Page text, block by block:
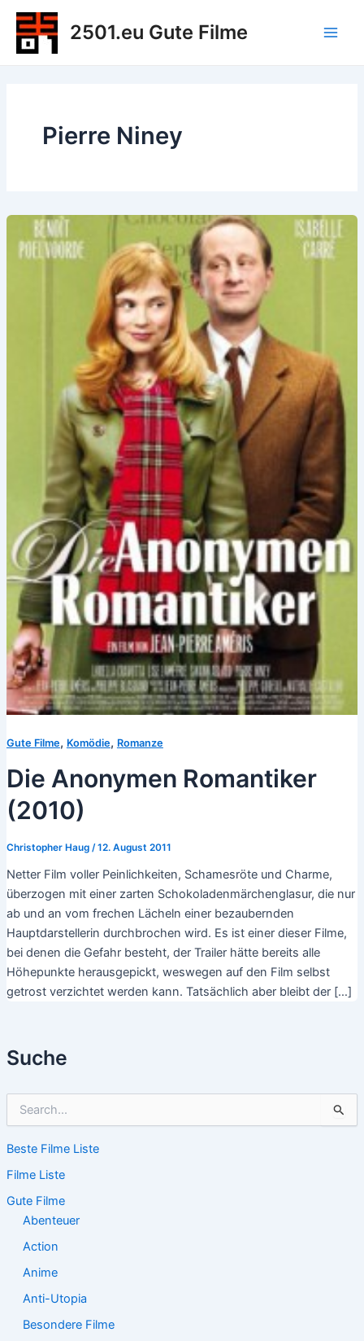
Zum
Inhalt
springen
2501.eu Gute Filme
Suche
h
n
n
Beste Filme Liste
Filme Liste
Gute Filme
Abenteuer
Action
Anime
Anti-Utopia
Besondere Filme
Pierre Niney
Gute Filme, Komödie, Romanze
Die Anonymen Romantiker
(2010)
Christopher Haug /12. August 2011
Netter Film voller Peinlichkeiten, Schamesröte und Charme,
überzogen mit einer zarten Schokoladenmärchenglasur, die nur
ab und an vom frechen Lächeln einer bezaubernden
Hauptdarstellerin durchbrochen wird. Es ist einer dieser Filme,
bei denen die Gefahr besteht, der Trailer hätte bereits alle
Höhepunkte herausgepickt, weswegen auf den Film selbst
getrost verzichtet werden kann. Tatsächlich aber bleibt der […]